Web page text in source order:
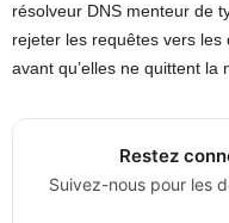
résolveur DNS menteur de
rejeter les requêtes vers
avant qu’elles ne quittent la
Restez
Suivez-nous pour les